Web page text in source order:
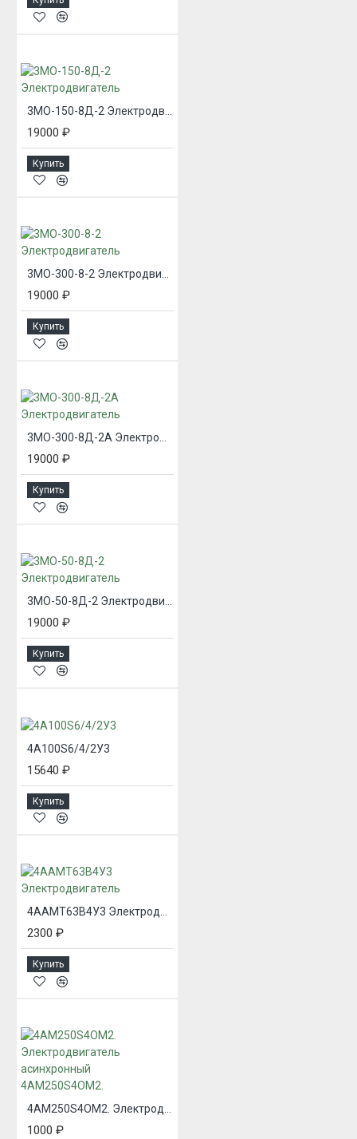
19000 ₽
Купить
3МО-300-8-2 Электродвигатель
19000 ₽
Купить
3МО-300-8Д-2А Электродвигатель
19000 ₽
Купить
19000 ₽
Купить
4А100S6/4/2У3
15640 ₽
Купить
4ААМТ63В4У3 Электродвигатель
2300 ₽
Купить
4АМ250S4ОМ2. Электродвигатель асинхронный 4АМ250S4ОМ2.
1000 ₽